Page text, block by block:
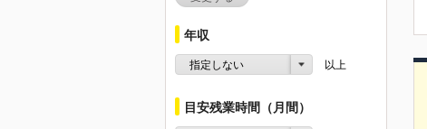
年収
指定しない 以上
目安残業時間（月間）